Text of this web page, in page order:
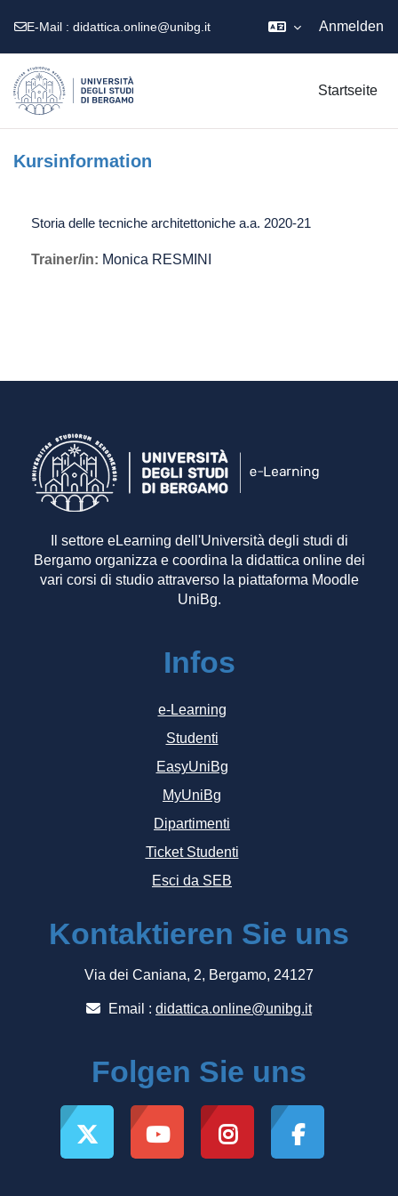
E-Mail : didattica.online@unibg.it Anmelden
Startseite
Kursinformation
Storia delle tecniche architettoniche a.a. 2020-21
Trainer/in: Monica RESMINI
Il settore eLearning dell'Università degli studi di
Bergamo organizza e coordina la didattica online dei
vari corsi di studio attraverso la piattaforma Moodle
UniBg.
Infos
e-Learning
Studenti
EasyUniBg
MyUniBg
Dipartimenti
Ticket Studenti
Esci da SEB
Kontaktieren Sie uns
Via dei Caniana, 2, Bergamo, 24127
Email : didattica.online@unibg.it
Folgen Sie uns